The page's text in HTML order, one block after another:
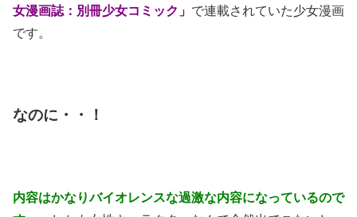
女漫画誌：別冊少女コミック」 で連載されていた少女漫画
です。
なのに・・！
内容はかなりバイオレンスな過激な内容になっているので